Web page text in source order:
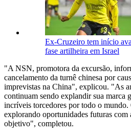
Ex-Cruzeiro tem início
fase artilheira em Israel
"A NSN, promotora da excursão,
cancelamento da turnê chinesa por
imprevistas na China", explicou. "As
continuam sendo explandir sua marca
incríveis torcedores por todo o mundo.
explorando oportunidades futuras com
objetivo", completou.